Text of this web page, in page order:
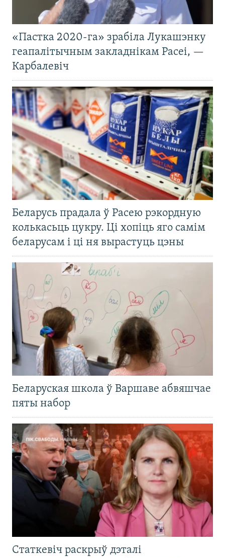
«Пастка 2020-га» зрабіла Лукашэнку
геапалітычным закладнікам Расеі, —
Карбалевіч
Беларусь прадала ў Расею рэкордную
колькасьць цукру. Ці хопіць яго самім
беларусам і ці ня вырастуць цэны
Беларуская школа ў Варшаве абвяшчае
пяты набор
Статкевіч раскрыў дэталі